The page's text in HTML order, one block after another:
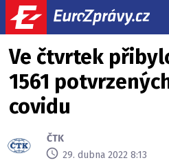
Ve čtvrtek
1561
covidu
ČTK
29. dubna 2022 8:13